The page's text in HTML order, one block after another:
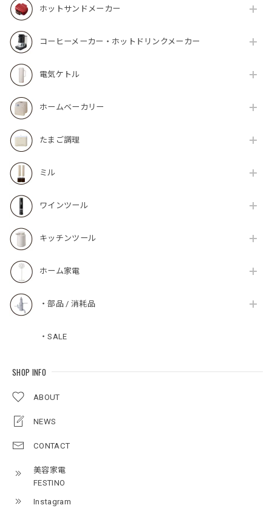
ホットサンドメーカー
コーヒーメーカー・ホットドリンクメーカー
電気ケトル
ホームベーカリー
たまご調理
ミル
ワインツール
キッチンツール
ホーム家電
・部品 / 消耗品
・SALE
SHOP INFO
ABOUT
NEWS
CONTACT
美容家電
FESTINO
Instagram